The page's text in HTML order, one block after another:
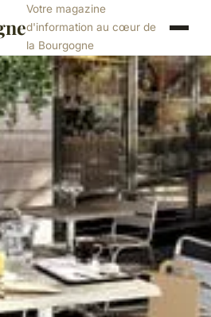
Votre magazine
d'information au cœur de
la Bourgogne